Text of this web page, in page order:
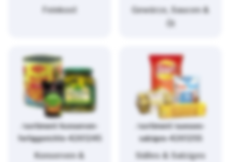
Feinkost
Gewürze, Saucen &
Öl
/sortiment/konserven-
fertiggerichte-4261245
Konserven &
/sortiment/suesses-
salziges-4261255
Süßes & Salziges